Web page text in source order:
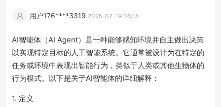
用户176****3319 2025-07-19 06:18
AI智能体（AI Agent）是一种能够感知环境并自主做出决策
以实现特定目标的人工智能系统。它通常被设计为在特定的
任务或环境中表现出智能行为，类似于人类或其他生物体的
行为模式。以下是关于AI智能体的详细解释：
1. 定义